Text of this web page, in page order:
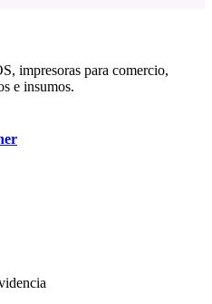
impresoras para comercio,
e insumos.